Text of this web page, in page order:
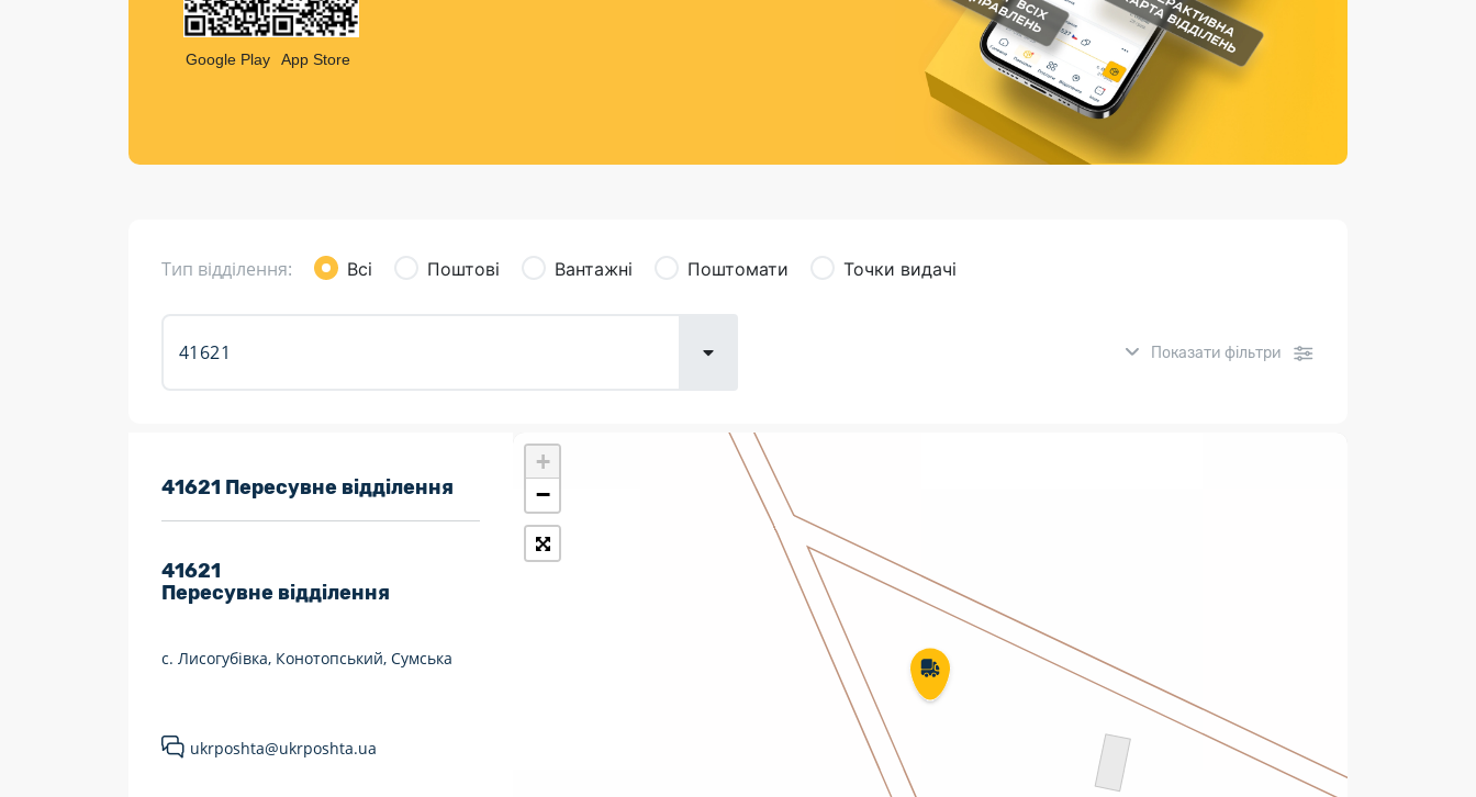
Листи та листівки
Кур’єрська доставка
Страхові послуги
Каталог «Укрпошта Маркет»
Google Play App Store
Тип відділення: Всі Поштові Вантажні Поштомати Точки видачі
Показати фільтри
7 днів на тиждень
Працюють після 19:00
Працюють у вихідні
Укрпошта Експрес/тариф
Укрпошта Стандарт/тариф «Базовий»
Комунальні та інші платежі
41621 Пересувне відділення
41621
Пересувне відділення
с. Лисогубівка, Конотопський, Сумська
ukrposhta@ukrposhta.ua
+
−